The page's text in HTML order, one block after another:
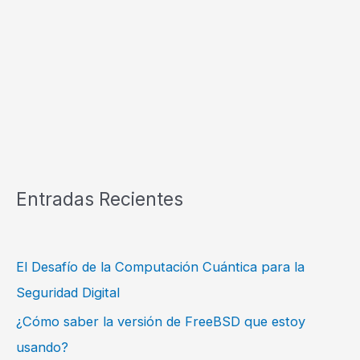
Entradas Recientes
El Desafío de la Computación Cuántica para la
Seguridad Digital
¿Cómo saber la versión de FreeBSD que estoy
usando?